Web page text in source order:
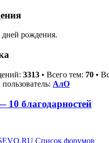
дней рождения.
3313 • Всего тем: 70 •
АлО
10 благодарностей
Список форумов